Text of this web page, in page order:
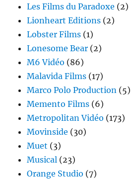
Les Films du Paradoxe (2)
Lionheart Editions (2)
Lobster Films (1)
Lonesome Bear (2)
M6 Vidéo (86)
Malavida Films (17)
Marco Polo Production (5)
Memento Films (6)
Metropolitan Vidéo (173)
Movinside (30)
Muet (3)
Musical (23)
Orange Studio (7)